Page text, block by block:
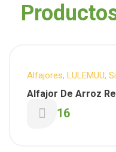
Alfajores, LULEMUU,
Alfajor De Arroz
12.116